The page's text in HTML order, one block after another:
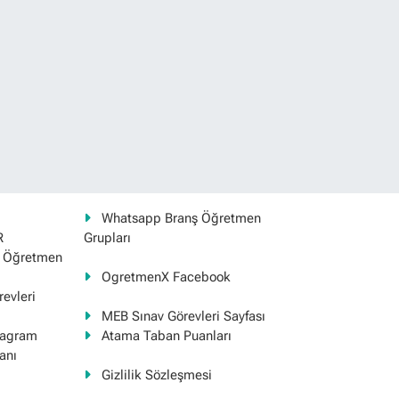
Whatsapp Branş Öğretmen
Grupları
Öğretmen
OgretmenX Facebook
MEB Sınav Görevleri Sayfası
Atama Taban Puanları
Gizlilik Sözleşmesi